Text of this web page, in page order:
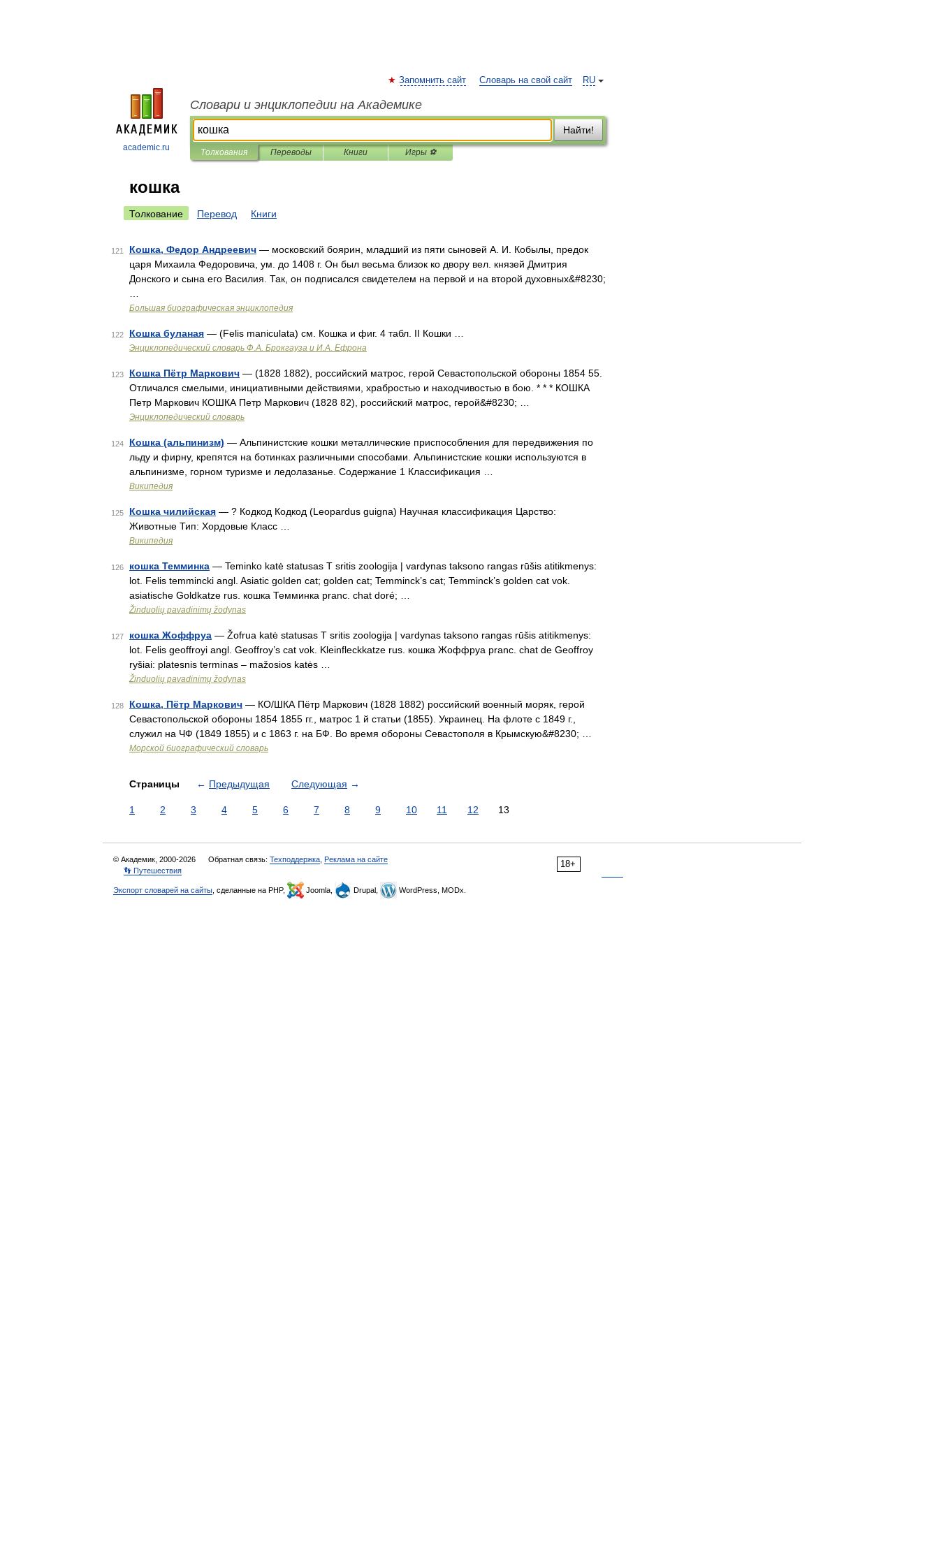
academic.ru
RU
Запомнить сайт Словарь на свой сайт
Словари и энциклопедии на Академике
Найти!
Толкования Переводы Книги Игры ⚽
кошка
Толкование Перевод Книги
121 Кошка, Федор Андреевич — московский боярин, младший из пяти сыновей А. И. Кобылы, предок
царя Михаила Федоровича, ум. до 1408 г. Он был весьма близок ко двору вел. князей Дмитрия
Донского и сына его Василия. Так, он подписался свидетелем на первой и на второй духовных&#8230;
Большая биографическая энциклопедия
122 Кошка буланая — (Felis maniculata) см. Кошка и фиг. 4 табл. II Кошки …
Энциклопедический словарь Ф.А. Брокгауза и И.А. Ефрона
123 Кошка Пётр Маркович — (1828 1882), российский матрос, герой Севастопольской обороны 1854 55.
Отличался смелыми, инициативными действиями, храбростью и находчивостью в бою. * * * КОШКА
Петр Маркович КОШКА Петр Маркович (1828 82), российский матрос, герой&#8230; …
Энциклопедический словарь
124 Кошка (альпинизм) — Альпинистские кошки металлические приспособления для передвижения по
льду и фирну, крепятся на ботинках различными способами. Альпинистские кошки используются в
альпинизме, горном туризме и ледолазанье. Содержание 1 Классификация …
Википедия
125 Кошка чилийская — ? Кодкод Кодкод (Leopardus guigna) Научная классификация Царство:
Животные Тип: Хордовые Класс …
Википедия
126 кошка Темминка — Teminko katė statusas T sritis zoologija | vardynas taksono rangas rūšis atitikmenys:
lot. Felis temmincki angl. Asiatic golden cat; golden cat; Temminck’s cat; Temminck’s golden cat vok.
asiatische Goldkatze rus. кошка Темминка pranc. chat doré; …
Žinduolių pavadinimų žodynas
127 кошка Жоффруа — Žofrua katė statusas T sritis zoologija | vardynas taksono rangas rūšis atitikmenys:
lot. Felis geoffroyi angl. Geoffroy’s cat vok. Kleinfleckkatze rus. кошка Жоффруа pranc. chat de Geoffroy
ryšiai: platesnis terminas – mažosios katės …
Žinduolių pavadinimų žodynas
128 Кошка, Пётр Маркович — КО/ШКА Пётр Маркович (1828 1882) российский военный моряк, герой
Севастопольской обороны 1854 1855 гг., матрос 1 й статьи (1855). Украинец. На флоте с 1849 г.,
служил на ЧФ (1849 1855) и с 1863 г. на БФ. Во время обороны Севастополя в Крымскую&#8230; …
Морской биографический словарь
Страницы ← Предыдущая Следующая →
1 2 3 4 5 6 7 8 9 10 11 12 13
18+
© Академик, 2000-2026 Обратная связь: Техподдержка Реклама на сайте
👣 Путешествия
Экспорт словарей на сайты , сделанные на PHP, Joomla, Drupal, WordPress, MODx.